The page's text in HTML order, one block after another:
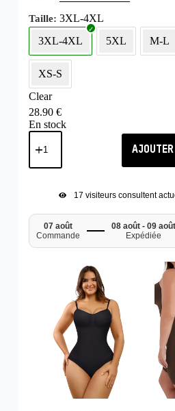
Taille 3XL-4XL
3XL-4XL
5XL M-L
XS-S
Clear
28.90 €
En stock
17 visiteurs consultent
07 août
Commande
08 août - 09 août
Expédiée